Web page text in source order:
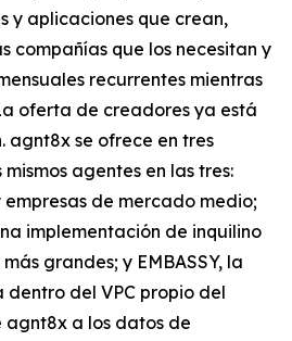
y aplicaciones que crean,
compañías que los necesitan y
recurrentes mientras
oferta de creadores ya está
agnt8x se ofrece en tres
agentes en las tres:
de mercado medio;
implementación de inquilino
grandes; y EMBASSY, la
del VPC propio del
agnt8x a los datos de